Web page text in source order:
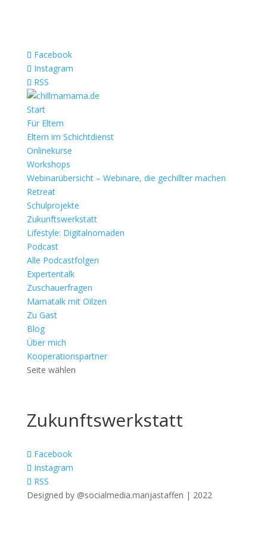
Facebook
Instagram
RSS
Start
Für Eltern
Eltern im Schichtdienst
Onlinekurse
Workshops
Webinarübersicht – Webinare, die gechillter machen
Retreat
Schulprojekte
Zukunftswerkstatt
Lifestyle: Digitalnomaden
Podcast
Alle Podcastfolgen
Expertentalk
Zuschauerfragen
Mamatalk mit Oilzen
Zu Gast
Blog
Über mich
Kooperationspartner
Seite wählen
Zukunftswerkstatt
Facebook
Instagram
RSS
Designed by @socialmedia.manjastaffen | 2022